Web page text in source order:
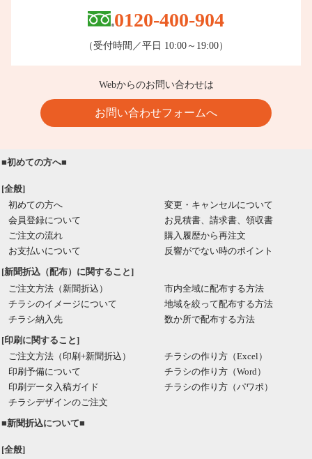
0120-400-904
（受付時間／平日 10:00～19:00）
Webからのお問い合わせは
お問い合わせフォームへ
■初めての方へ■
[全般]
初めての方へ
会員登録について
ご注文の流れ
お支払いについて
変更・キャンセルについて
お見積書、請求書、領収書
購入履歴から再注文
反響がでない時のポイント
[新聞折込（配布）に関すること]
ご注文方法（新聞折込）
チラシのイメージについて
チラシ納入先
市内全域に配布する方法
地域を絞って配布する方法
数か所で配布する方法
[印刷に関すること]
ご注文方法（印刷+新聞折込）
印刷予備について
印刷データ入稿ガイド
チラシデザインのご注文
チラシの作り方（Excel）
チラシの作り方（Word）
チラシの作り方（パワポ）
■新聞折込について■
[全般]